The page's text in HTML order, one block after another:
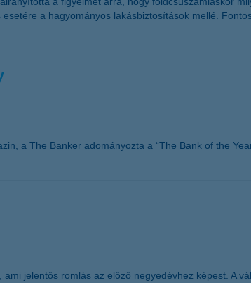
a hagyományos lakásbiztosítások mellé.
a The Banker adományozta a “The Bank of the
jelentős romlás az előző negyedévhez képest. A